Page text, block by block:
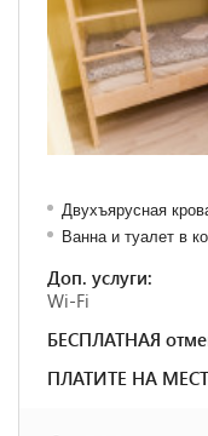
Двухъярусная
Ванна и туалет в
Доп. услуги:
Wi-Fi
БЕСПЛАТНАЯ
ПЛАТИТЕ НА